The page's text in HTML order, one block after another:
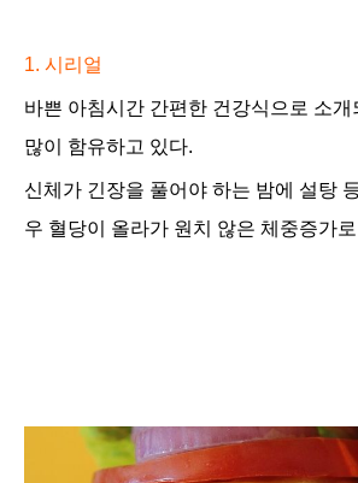
1. 시리얼
바쁜 아침시간 간편한 건강식으로 소
많이 함유하고 있다.
신체가 긴장을 풀어야 하는 밤에 설탕
우 혈당이 올라가 원치 않은 체중증가